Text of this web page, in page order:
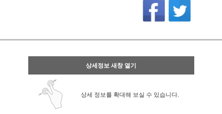
상세정보 새창 열기
상세 정보를 확대해 보실 수 있습니다.